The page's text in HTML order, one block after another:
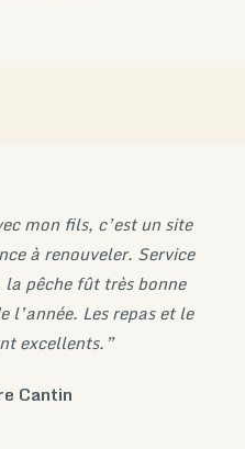
mon fils, c’est un site
à renouveler. Service
la pêche fût très bonne
l’année. Les repas et le
excellents.”
Cantin